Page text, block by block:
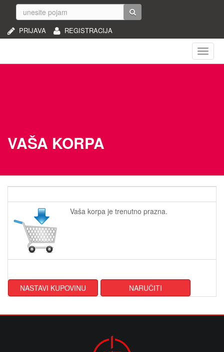
REGISTRACIJA
PRIJAVA
VAŠA KORPA
Vaša korpa je trenutno prazna.
NASTAVI KUPOVINU NARUČITI